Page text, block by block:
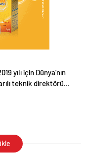
yılı için Dünya’nın
teknik direktörü